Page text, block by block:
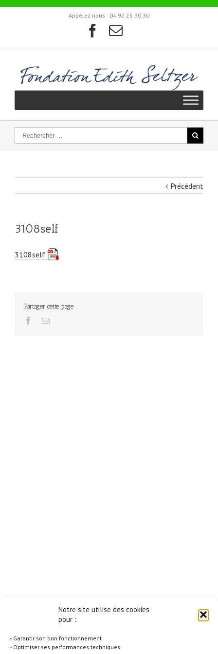
Notre site utilise des cookies
pour :
◦ Garantir son bon fonctionnement
◦ Optimiser ses performances techniques
Appelez nous : 04 92 25 30 30
Précédent
3108self
3108self
Partager cette page